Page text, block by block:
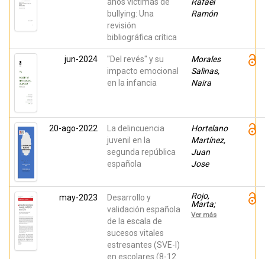
bullying: Una
revisión
bibliográfica crítica
Ramón
jun-2024
"Del revés" y su
impacto emocional
en la infancia
Morales
Salinas,
Naira
20-ago-2022
La delincuencia
juvenil en la
segunda república
española
Hortelano
Martínez,
Juan
Jose
may-2023
Desarrollo y
validación española
de la escala de
sucesos vitales
estresantes (SVE-I)
en escolares (8-12
Rojo,
Marta;
Beltrán,
Lucía;
Ver más